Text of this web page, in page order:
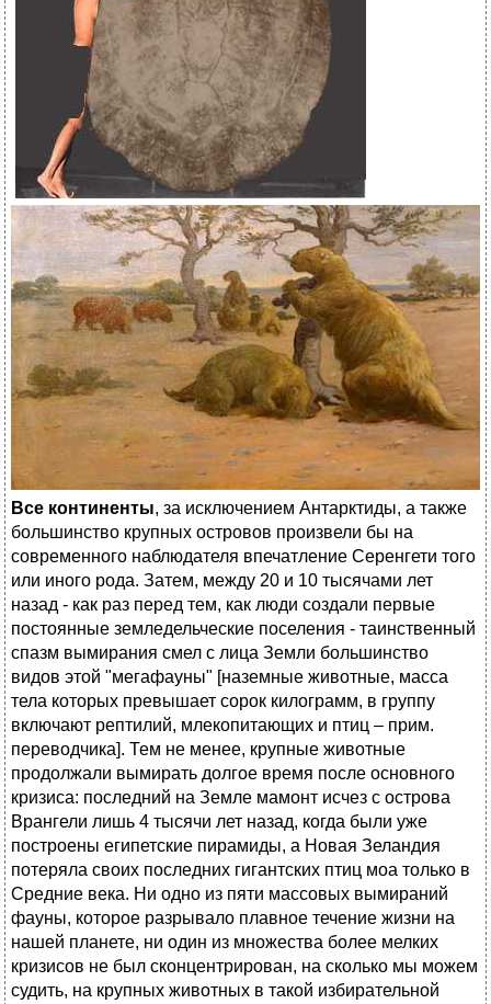
Все континенты, за исключением Антарктиды, а также
большинство крупных островов произвели бы на
современного наблюдателя впечатление Серенгети того
или иного рода. Затем, между 20 и 10 тысячами лет
назад - как раз перед тем, как люди создали первые
постоянные земледельческие поселения - таинственный
спазм вымирания смел с лица Земли большинство
видов этой "мегафауны" [наземные животные, масса
тела которых превышает сорок килограмм, в группу
включают рептилий, млекопитающих и птиц – прим.
переводчика]. Тем не менее, крупные животные
продолжали вымирать долгое время после основного
кризиса: последний на Земле мамонт исчез с острова
Врангели лишь 4 тысячи лет назад, когда были уже
построены египетские пирамиды, а Новая Зеландия
потеряла своих последних гигантских птиц моа только в
Средние века. Ни одно из пяти массовых вымираний
фауны, которое разрывало плавное течение жизни на
нашей планете, ни один из множества более мелких
кризисов не был сконцентрирован, на сколько мы можем
судить, на крупных животных в такой избирательной